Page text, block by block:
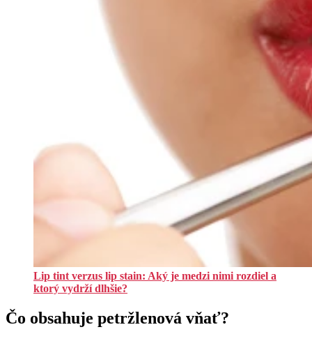
Lip tint verzus lip stain: Aký je medzi nimi rozdiel a
ktorý vydrží dlhšie?
Čo obsahuje petržlenová vňať?